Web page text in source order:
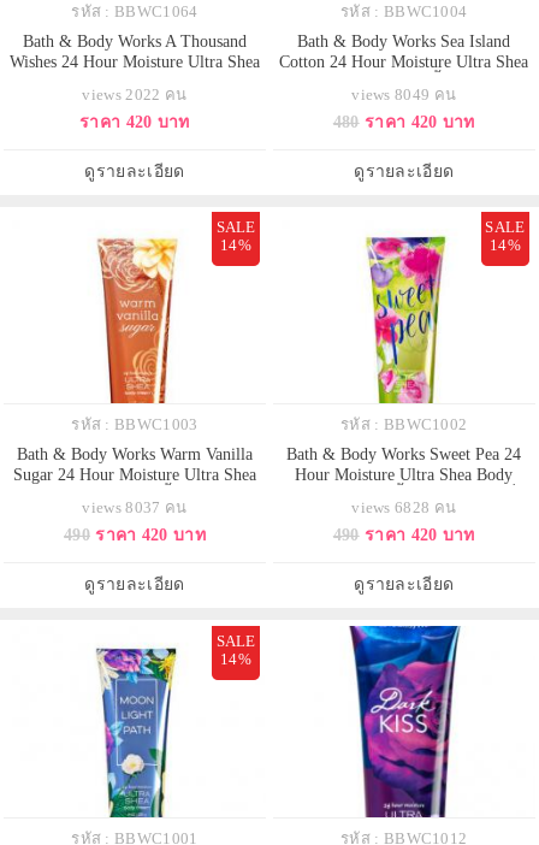
รหัส : BBWC1064
Bath & Body Works A Thousand
Wishes 24 Hour Moisture Ultra Shea
เข้มข้น มีกลิ่นหอมผสมผสานหลาก
หลายกลิ่น กลิ่นดอกพิโอนี่ ผสมกลิ่น
views 2022 คน
ราคา 420 บาท
ดูรายละเอียด
รหัส : BBWC1004
Bath & Body Works Sea Island
Cotton 24 Hour Moisture Ultra Shea
กลิ่นหอมติดผิวกายนานตลอดวัน
กลิ่นนี้จะมีความหอมสะอาดอ่อนๆ
ใครได้กลิ่นก็อยากอยู่ใกล้ๆ
views 8049 คน
480 ราคา 420 บาท
ดูรายละเอียด
SALE
14%
รหัส : BBWC1003
Bath & Body Works Warm Vanilla
Sugar 24 Hour Moisture Ultra Shea
กลิ่นหอมติดผิวกายนานตลอดวัน
กลิ่นนี้จะหอมวนิลานุ่มๆ ขนมๆ หอม
ผิดเลยค่ะ ใครที่ชอบกลิ่นวนิลานุ่มๆ
ต้องไม่พลาดนะคะ เ
views 8037 คน
490 ราคา 420 บาท
ดูรายละเอียด
SALE
14%
รหัส : BBWC1002
Bath & Body Works Sweet Pea 24
Hour Moisture Ultra Shea Body
หอมติดผิวกายนานตลอดวัน กลิ่น
ดอกสวีทพี หอมหวานสดใส คล้าย
น่ารักสดใสซุกซนทำให้กลิ่นนี้เป็นที่
ติดใจของสาวๆวัยรุ่นจนยา
views 6828 คน
490 ราคา 420 บาท
ดูรายละเอียด
SALE
14%
รหัส : BBWC1001
รหัส : BBWC1012